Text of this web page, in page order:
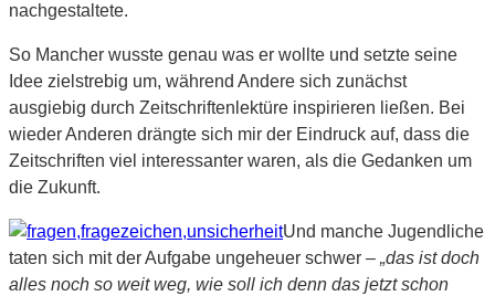
nachgestaltete.
So Mancher wusste genau was er wollte und setzte seine
Idee zielstrebig um, während Andere sich zunächst
ausgiebig durch Zeitschriftenlektüre inspirieren ließen. Bei
wieder Anderen drängte sich mir der Eindruck auf, dass die
Zeitschriften viel interessanter waren, als die Gedanken um
die Zukunft.
Und manche Jugendliche
taten sich mit der Aufgabe ungeheuer schwer – „das ist doch
alles noch so weit weg, wie soll ich denn das jetzt schon